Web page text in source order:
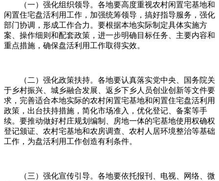
（一）强化组织领导。各地要高度重视农村闲置宅基地和
闲置住宅盘活利用工作，加强统筹领导，搞好指导服务，强化
部门协调，形成工作合力。要根据本地实际制定具体实施方
案、操作细则和配套政策，进一步明确目标任务、主要内容和
重点措施，确保盘活利用工作取得实效。
（二）强化政策扶持。各地要认真落实党中央、国务院关
于乡村振兴、城乡融合发展、返乡下乡人员创业创新等文件要
求，完善适合本地实际的农村闲置宅基地和闲置住宅盘活利用
政策，出台扶持措施，简化市场准入，优化登记、备案等手
续。要推动做好村庄规划编制、房地一体的宅基地使用权确权
登记颁证、农村宅基地和农房调查、农村人居环境整治等基础
工作，为盘活利用工作创造有利条件。
（三）强化宣传引导。各地要依托报刊、电视、网络、微